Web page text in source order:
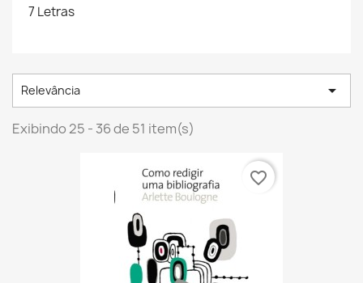
7 Letras
Relevância 
Exibindo 25 - 36 de 51 item(s)
favorite_border